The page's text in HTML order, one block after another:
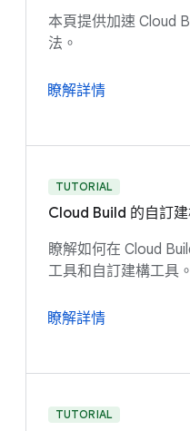
本頁提供加速 Cloud
法。
瞭解詳情
TUTORIAL
Cloud Build 的自訂
瞭解如何在 Cloud
工具和自訂建構工具。
瞭解詳情
TUTORIAL